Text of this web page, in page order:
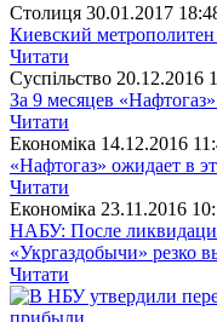
Столиця 30.01.2017
Киевский
Читати
Суспiльство 20.12.2016
За 9 месяцев
Читати
Економіка 14.12.2016
«Нафтогаз» ожидает в
Читати
Економіка 23.11.2016
НАБУ: После
«Укргаздобычи» резко
Читати